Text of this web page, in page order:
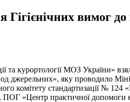
вимог
та курортології МОЗ України»
яку проводило
комітету стандартизації № 124
ПОГ «Центр практичної